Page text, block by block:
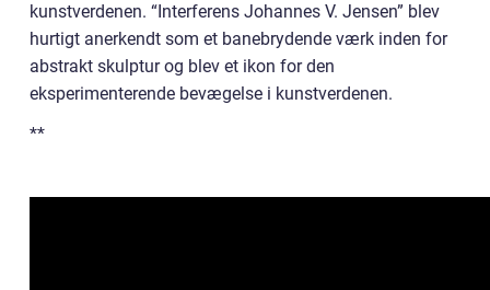
kunstverdenen. “Interferens Johannes V. Jensen” blev
hurtigt anerkendt som et banebrydende værk inden for
abstrakt skulptur og blev et ikon for den
eksperimenterende bevægelse i kunstverdenen.
**